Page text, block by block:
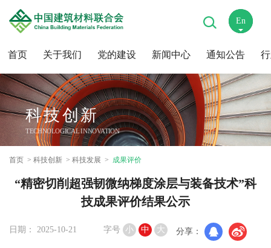
首页 关于我们 党的建设 新闻中心 通知公告
En
中
科技创新
TECHNOLOGICAL INNOVATION
首页 科技创新 科技发展 成果评价
“精密切削超强韧微纳梯度涂层与装备技术”科
技成果评价结果公示
日期： 2025-10-21 字号 小 中 大 分享：